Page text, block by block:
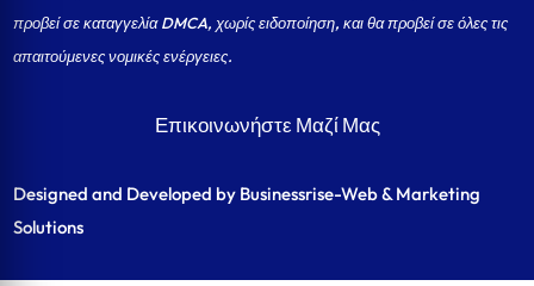
προβεί σε καταγγελία DMCA, χωρίς ειδοποίηση, και θα προβεί σε όλες τις
απαιτούμενες νομικές ενέργειες.
Επικοινωνήστε Μαζί Μας
Designed and Developed by Businessrise-Web & Marketing
Solutions